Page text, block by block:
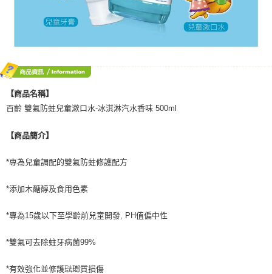
【商品名稱】
百齡 雙氟防蛀兒童漱口水-冰淇淋汽水香味 500ml
【商品簡介】
*專為兒童調配的雙氟防蛀修護配方
*添加木醣醇及食用色素
*專為15歲以下至學齡前兒童開發, PH值偏中性
*雙氟可去除蛀牙病菌99%
*有效強化並修護琺瑯質損傷